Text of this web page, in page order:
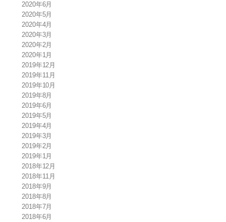
2020年6月
2020年5月
2020年4月
2020年3月
2020年2月
2020年1月
2019年12月
2019年11月
2019年10月
2019年8月
2019年6月
2019年5月
2019年4月
2019年3月
2019年2月
2019年1月
2018年12月
2018年11月
2018年9月
2018年8月
2018年7月
2018年6月